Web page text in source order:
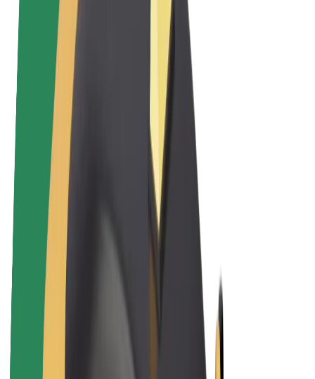
Allgemeine Geschäftsbedingungen
Datenschutz
Cookies
© 2026 Bolt Technology OÜ
Produkte
Fahrten
E-Scooter/E-Bikes
Bolt Market
Bolt Food
Bolt Drive
Bolt for Business
E-Bikes
Erziele Umsatz mit Bolt